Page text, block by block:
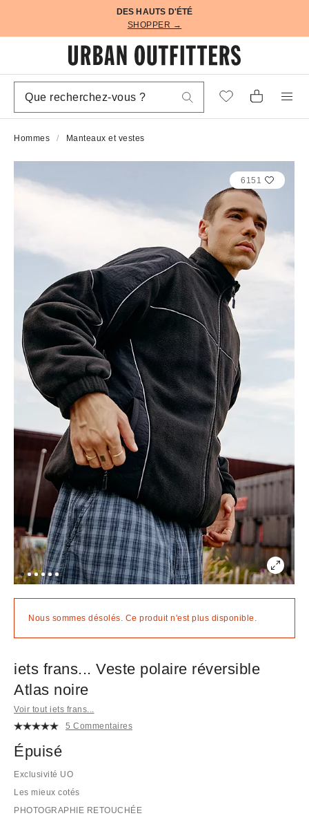
DES HAUTS D'ÉTÉ
SHOPPER →
Hommes Manteaux et vestes
6151
Nous sommes désolés. Ce produit n'est plus disponible.
iets frans... Veste polaire réversible
Atlas noire
Voir tout iets frans...
5 Commentaires
Épuisé
Exclusivité UO
Les mieux cotés
PHOTOGRAPHIE RETOUCHÉE